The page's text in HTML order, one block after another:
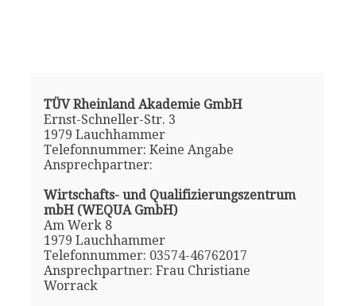
TÜV Rheinland Akademie GmbH
Ernst-Schneller-Str. 3
1979 Lauchhammer
Telefonnummer: Keine Angabe
Ansprechpartner:
Wirtschafts- und Qualifizierungszentrum
mbH (WEQUA GmbH)
Am Werk 8
1979 Lauchhammer
Telefonnummer: 03574-46762017
Ansprechpartner: Frau Christiane
Worrack